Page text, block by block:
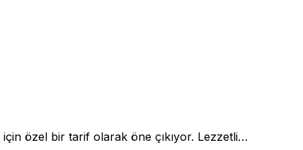
için özel bir tarif olarak öne çıkıyor. Lezzetli…